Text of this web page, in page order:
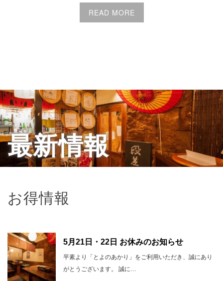
READ MORE
最新情報
お得情報
5月21日・22日 お休みのお知らせ
平素より「とよのあかり」をご利用いただき、誠にあり
がとうございます。 誠に…